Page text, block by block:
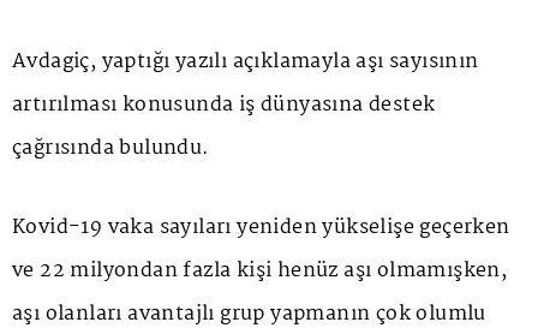
Avdagiç, yaptığı yazılı açıklamayla aşı sayısının
artırılması konusunda iş dünyasına destek
çağrısında bulundu.
Kovid-19 vaka sayıları yeniden yükselişe geçerken
ve 22 milyondan fazla kişi henüz aşı olmamışken,
aşı olanları avantajlı grup yapmanın çok olumlu